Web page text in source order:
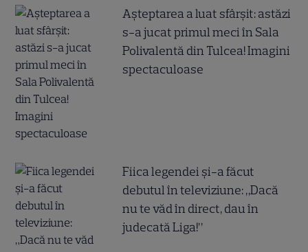
Așteptarea a luat sfârșit: astăzi
s-a jucat primul meci în Sala
Polivalentă din Tulcea! Imagini
spectaculoase
Fiica legendei și-a făcut
debutul în televiziune: „Dacă
nu te văd în direct, dau în
judecată Liga!”